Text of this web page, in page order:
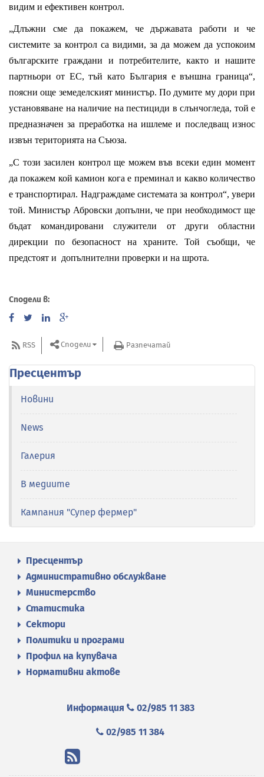
видим и ефективен контрол.
„Длъжни сме да покажем, че държавата работи и че
системите за контрол са видими, за да можем да успокоим
българските граждани и потребителите, както и нашите
партньори от ЕС, тъй като България е външна граница“,
поясни още земеделският министър. По думите му дори при
установяване на наличие на пестициди в слънчогледа, той е
предназначен за преработка на ишлеме и последващ износ
извън територията на Съюза.
„С този засилен контрол ще можем във всеки един момент
да покажем кой камион кога е преминал и какво количество
е транспортирал. Надграждаме системата за контрол“, увери
той. Министър Абровски допълни, че при необходимост ще
бъдат командировани служители от други областни
дирекции по безопасност на храните. Той съобщи, че
предстоят и допълнителни проверки и на шрота.
Сподели в:
RSS Сподели Разпечатай
Пресцентър
Новини
News
Галерия
В медиите
Кампания "Супер фермер"
Пресцентър
Административно обслужване
Министерство
Статистика
Сектори
Политики и програми
Профил на купувача
Нормативни актове
Информация 02/985 11 383
02/985 11 384